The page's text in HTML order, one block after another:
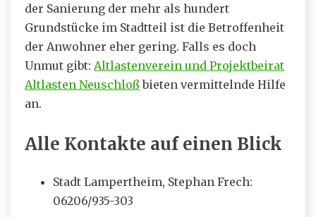
der Sanierung der mehr als hundert
Grundstücke im Stadtteil ist die Betroffenheit
der Anwohner eher gering. Falls es doch
Unmut gibt: Altlastenverein und Projektbeirat
Altlasten Neuschloß bieten vermittelnde Hilfe
an.
Alle Kontakte auf einen Blick
Stadt Lampertheim, Stephan Frech:
06206/935-303